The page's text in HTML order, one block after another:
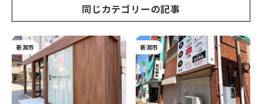
同じカテゴリーの記事
新潟市 新潟市